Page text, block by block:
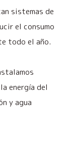
sistemas de
el consumo
todo el año.
energía del
y agua